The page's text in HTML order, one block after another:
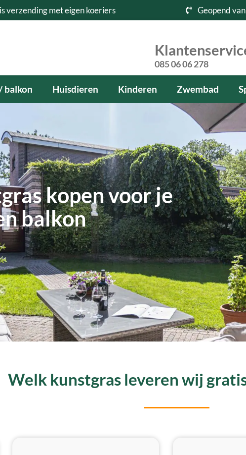
verzending met eigen koeriers Geopend
085 06 06 278
balkon Huisdieren Kinderen Zwembad
kopen voor je
balkon
Welk kunstgras leveren wij